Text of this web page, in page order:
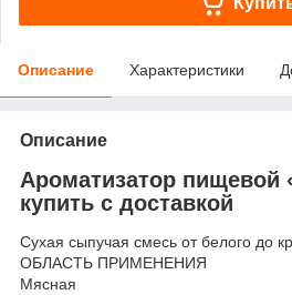
Описание Характеристики
Описание
Ароматизатор пищевой
купить с доставкой
Сухая сыпучая смесь от белого до
ОБЛАСТЬ ПРИМЕНЕНИЯ
Мясная